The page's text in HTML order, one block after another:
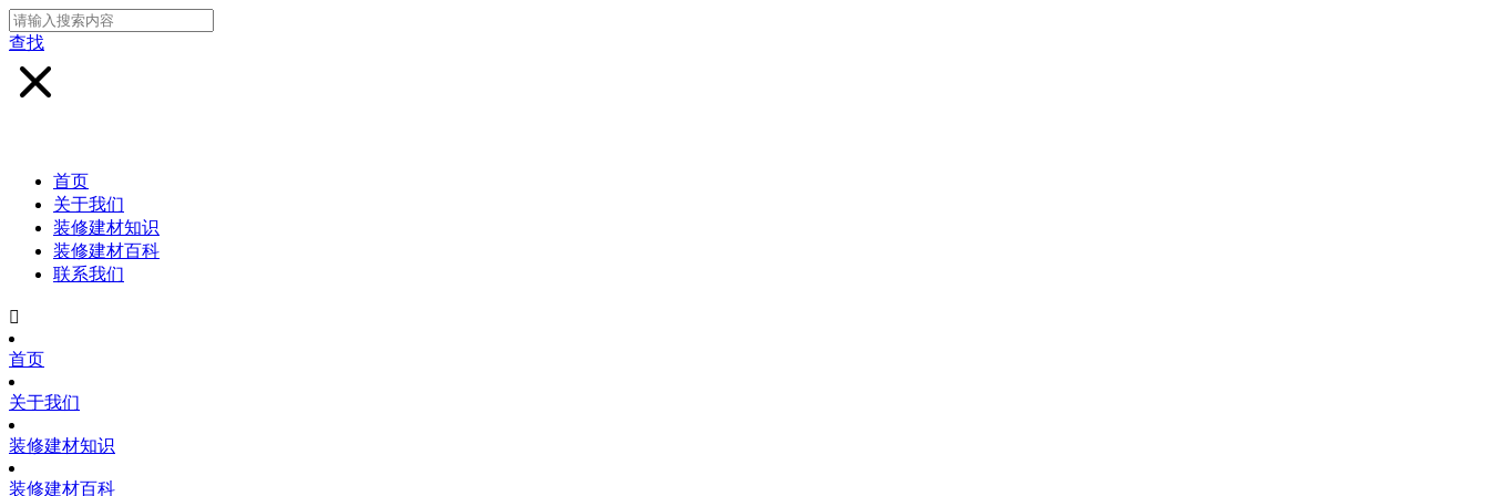
查找
首页
关于我们
装修建材知识
装修建材百科
联系我们

首页
关于我们
装修建材知识
装修建材百科